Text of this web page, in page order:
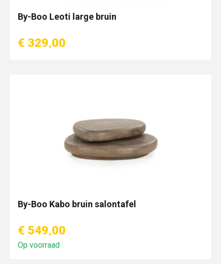
By-Boo Leoti large bruin
€ 329,00
By-Boo Kabo bruin salontafel
€ 549,00
Op voorraad